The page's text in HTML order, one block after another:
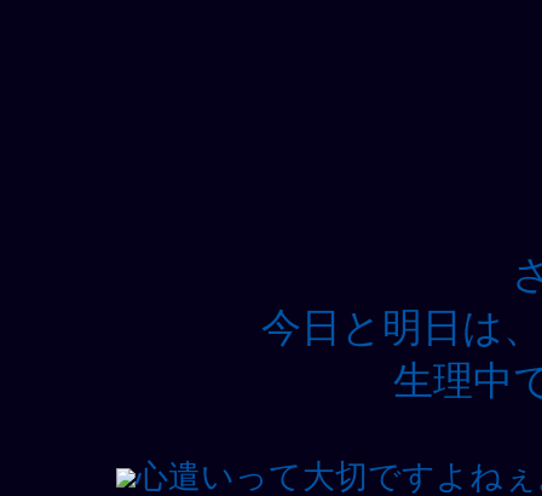
今日と明日は
生理中
心遣いって大切ですよね